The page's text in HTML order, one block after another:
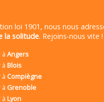
loi 1901, nous nous
la solitude. Rejoins-nous vite !
Angers
Blois
Compiègne
Grenoble
Lyon